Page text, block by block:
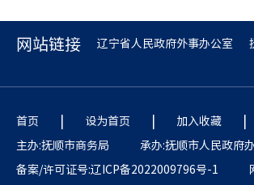
网站链接 辽宁省人民政府外事办公室
首页 | 设为首页 | 加入收藏 |
主办:抚顺市商务局
承办:抚顺市人民政府
备案/许可证号:辽ICP备2022009796号-1